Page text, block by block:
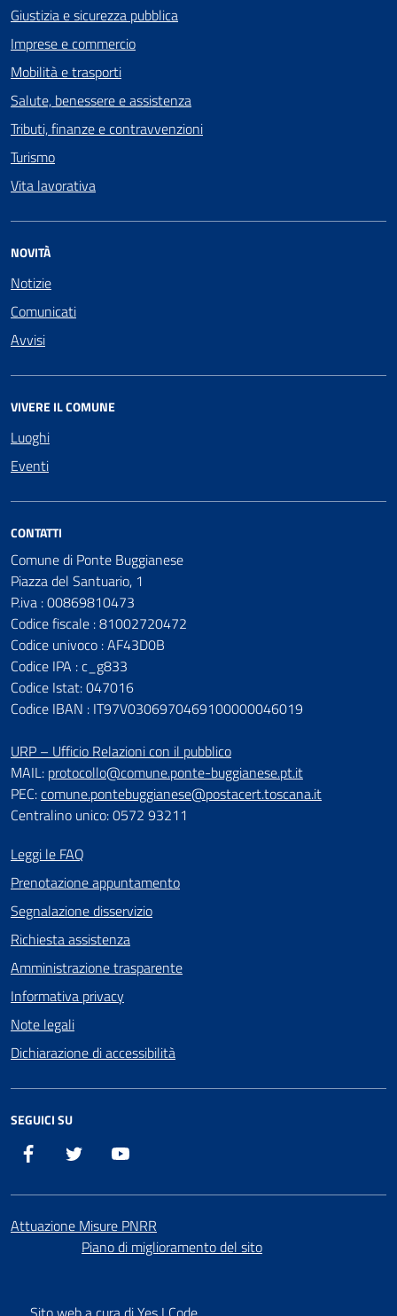
Giustizia e sicurezza pubblica
Imprese e commercio
Mobilità e trasporti
Salute, benessere e assistenza
Tributi, finanze e contravvenzioni
Turismo
Vita lavorativa
NOVITÀ
Notizie
Comunicati
Avvisi
VIVERE IL COMUNE
Luoghi
Eventi
CONTATTI
Comune di Ponte Buggianese
Piazza del Santuario, 1
P.iva : 00869810473
Codice fiscale : 81002720472
Codice univoco : AF43D0B
Codice IPA : c_g833
Codice Istat: 047016
Codice IBAN : IT97V0306970469100000046019
URP – Ufficio Relazioni con il pubblico
MAIL: protocollo@comune.ponte-buggianese.pt.it
PEC:comune.pontebuggianese@postacert.toscana.it
Centralino unico: 0572 93211
Leggi le FAQ
Prenotazione appuntamento
Segnalazione disservizio
Richiesta assistenza
Amministrazione trasparente
Informativa privacy
Note legali
Dichiarazione di accessibilità
SEGUICI SU
Facebook
Attuazione Misure PNRR
Piano di miglioramento del sito